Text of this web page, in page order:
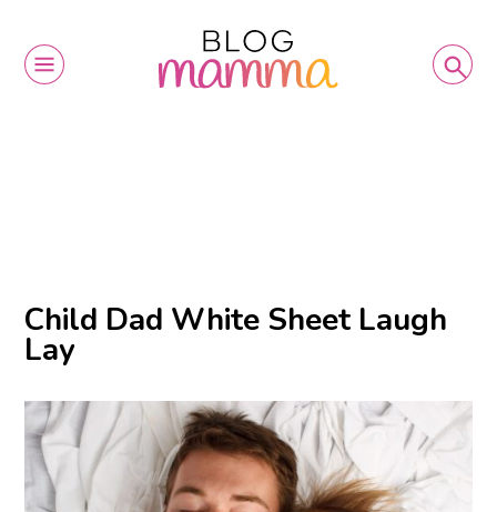
Child Dad White Sheet Laugh
Lay